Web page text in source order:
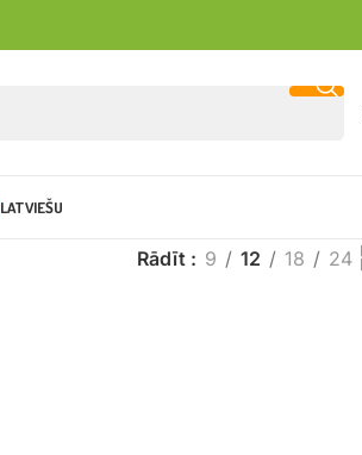
LATVIEŠU
Rādīt 9 12 18 24